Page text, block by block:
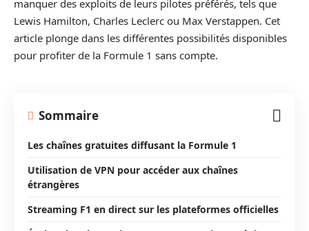
manquer des exploits de leurs pilotes préférés, tels que
Lewis Hamilton, Charles Leclerc ou Max Verstappen. Cet
article plonge dans les différentes possibilités disponibles
pour profiter de la Formule 1 sans compte.
Sommaire
Les chaînes gratuites diffusant la Formule 1
Utilisation de VPN pour accéder aux chaînes
étrangères
Streaming F1 en direct sur les plateformes officielles